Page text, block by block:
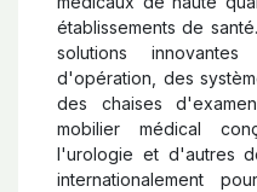
établissements de
solutions
d'opération, des
des chaises
mobilier médical
l'urologie et d'autres
internationalement